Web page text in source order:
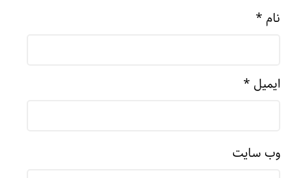
نام *
ایمیل *
وب‌ سایت